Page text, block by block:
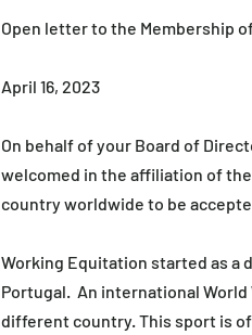
Open letter to the Membership
April 16, 2023
On behalf of your Board of
welcomed in the affiliation of the
country worldwide to be
Working Equitation started as a
Portugal.  An international
different country. This sport is